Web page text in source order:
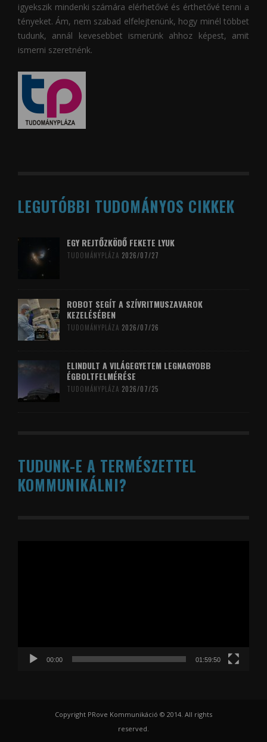
igyekszik mindenki számára elérhetővé és érthetővé tenni a
tényeket. Ám, nem szabad elfelejtenünk, hogy minél többet
tudunk, annál kevesebbet ismerünk ahhoz képest, amit
ismerni szeretnénk.
LEGUTÓBBI TUDOMÁNYOS CIKKEK
EGY REJTŐZKÖDŐ FEKETE LYUK
TUDOMÁNYPLÁZA 2026/07/27
ROBOT SEGÍT A SZÍVRITMUSZAVAROK
KEZELÉSÉBEN
TUDOMÁNYPLÁZA 2026/07/26
ELINDULT A VILÁGEGYETEM LEGNAGYOBB
ÉGBOLTFELMÉRÉSE
TUDOMÁNYPLÁZA 2026/07/25
TUDUNK-E A TERMÉSZETTEL
KOMMUNIKÁLNI?
00:00 01:59:50
Copyright PRove Kommunikáció © 2014. All rights
reserved.